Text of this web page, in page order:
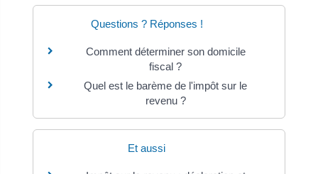
Questions ? Réponses !
Comment déterminer son domicile
fiscal ?
Quel est le barème de l'impôt sur le
revenu ?
Et aussi